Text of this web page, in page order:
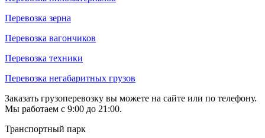
Перевозка зерна
Перевозка вагончиков
Перевозка техники
Перевозка негабаритных грузов
Заказать грузоперевозку вы можете на сайте или по телефону.
Мы работаем с 9:00 до 21:00.
Транспортный парк